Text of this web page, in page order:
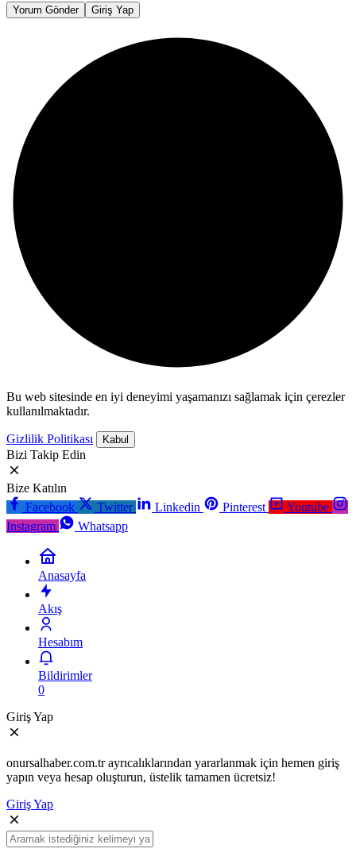
Yorum Gönder Giriş Yap
Bu web sitesinde en iyi deneyimi yaşamanızı sağlamak için çerezler
kullanılmaktadır.
Gizlilik Politikası Kabul
Bizi Takip Edin
Bize Katılın
Facebook
Twitter Linkedin Pinterest
Youtube
Instagram
Whatsapp
Anasayfa
Akış
Hesabım
Bildirimler
0
Giriş Yap
onursalhaber.com.tr ayrıcalıklarından yararlanmak için hemen giriş
yapın veya hesap oluşturun, üstelik tamamen ücretsiz!
Giriş Yap